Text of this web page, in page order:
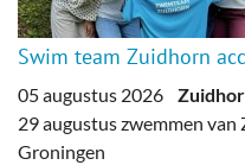
Swim team Zuidhorn
05 augustus 2026
29 augustus zwemmen
Groningen